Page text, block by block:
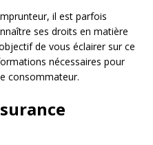
il est parfois
ses droits en matière
de vous éclairer sur ce
nécessaires pour
consommateur.